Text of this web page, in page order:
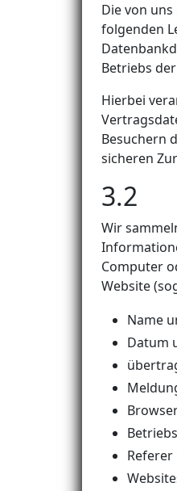
Die von
folgenden
Betriebs
Hierbei
Besuchern
sicheren
3.2
Wir
Computer
Website
Name
Datum
Referer